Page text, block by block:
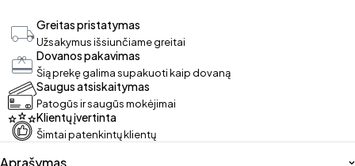
Greitas pristatymas
Užsakymus išsiunčiame greitai
Dovanos pakavimas
Šią prekę galima supakuoti kaip dovaną
Saugus atsiskaitymas
Patogūs ir saugūs mokėjimai
Klientų įvertinta
Šimtai patenkintų klientų
Aprašymas